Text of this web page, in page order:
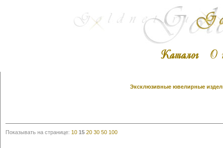
Эксклюзивные ювелирные
Показывать на странице: 10 15 20 30 50 100